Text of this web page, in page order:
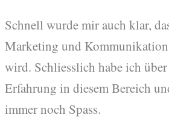
Schnell wurde mir auch klar,
Marketing und
wird. Schliesslich habe ich
Erfahrung in diesem Bereich
immer noch Spass.